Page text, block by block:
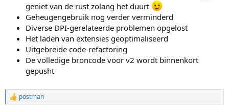
geniet van de rust zolang het duurt
Geheugengebruik nog verder verminderd
Diverse DPI-gerelateerde problemen opgelost
Het laden van extensies geoptimaliseerd
Uitgebreide code-refactoring
De volledige broncode voor v2 wordt binnenkort
gepusht
W postman